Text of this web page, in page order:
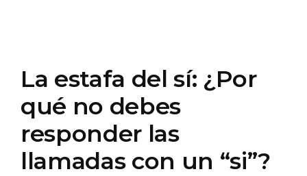
La estafa del sí: ¿Por
qué no debes
responder las
llamadas con un “si”?